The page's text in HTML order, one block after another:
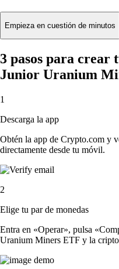
Empieza en cuestión de minutos
3 pasos para crear
Junior Uranium
1
Descarga la app
Obtén la app de Crypto.com y
directamente desde tu móvil.
2
Elige tu par de monedas
Entra en «Operar», pulsa
Uranium Miners ETF y la